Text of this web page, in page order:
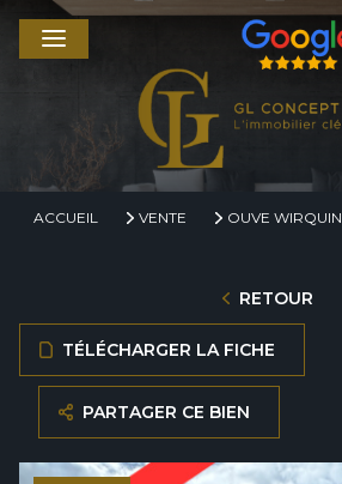
ACCUEIL VENTE OUVE WIRQUIN
RETOUR
TÉLÉCHARGER LA FICHE
PARTAGER CE BIEN